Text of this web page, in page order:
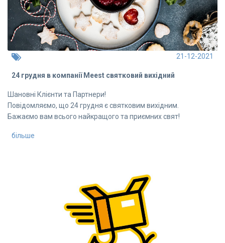
21-12-2021
24 грудня в компанії Meest святковий вихідний
Шановні Клієнти та Партнери!
Повідомляємо, що 24 грудня є святковим вихідним.
Бажаємо вам всього найкращого та приємних свят!
більше